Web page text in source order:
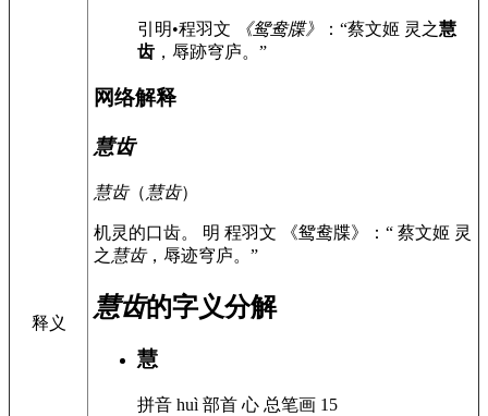
释义
引 明•程羽文 《鸳鸯牒》 ：“蔡文姬 灵之慧
齿 ，辱跡穹庐。”
网络解释
慧齿
慧齿（ 慧齿）
机灵的口齿。 明 程羽文 《鸳鸯牒》：“ 蔡文姬 灵
之 慧齿，辱迹穹庐。”
慧齿的字义分解
慧
拼音 huì 部首 心 总笔画 15